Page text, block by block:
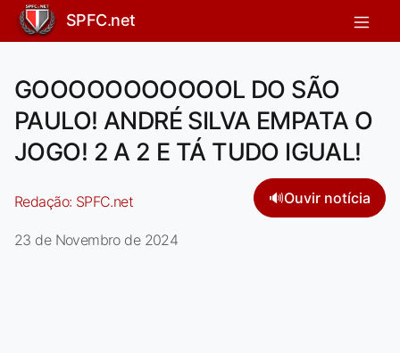
SPFC.net
GOOOOOOOOOOOL DO SÃO
PAULO! ANDRÉ SILVA EMPATA O
JOGO! 2 A 2 E TÁ TUDO IGUAL!
Redação: SPFC.net 🔊Ouvir notícia
23 de Novembro de 2024